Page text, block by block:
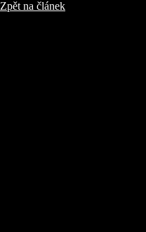
Zpět na článek